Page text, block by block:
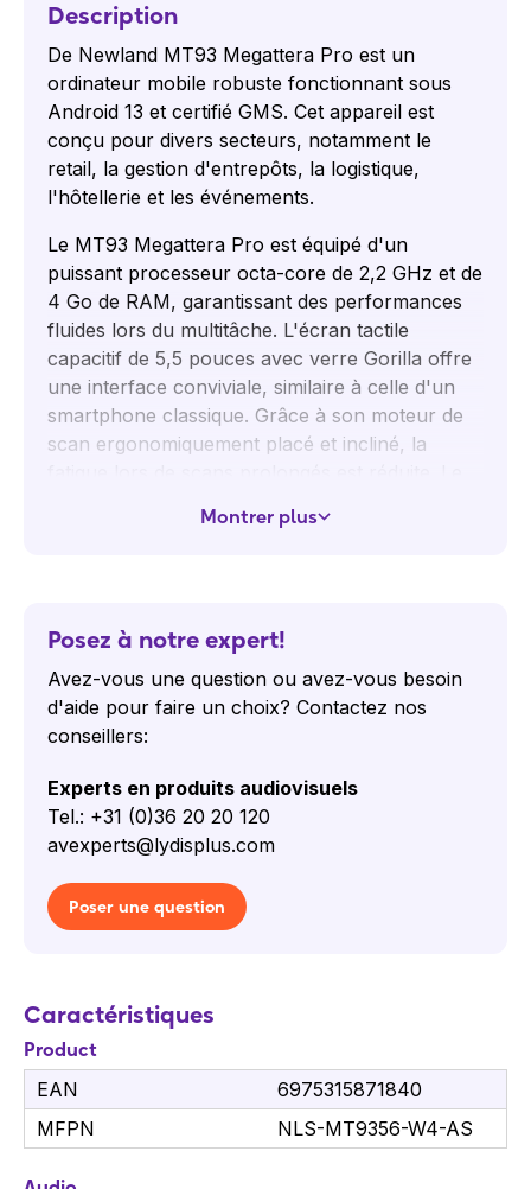
Description
De Newland MT93 Megattera Pro est un
ordinateur mobile robuste fonctionnant sous
Android 13 et certifié GMS. Cet appareil est
conçu pour divers secteurs, notamment le
retail, la gestion d'entrepôts, la logistique,
l'hôtellerie et les événements.
Le MT93 Megattera Pro est équipé d'un
puissant processeur octa-core de 2,2 GHz et de
4 Go de RAM, garantissant des performances
fluides lors du multitâche. L'écran tactile
capacitif de 5,5 pouces avec verre Gorilla offre
une interface conviviale, similaire à celle d'un
smartphone classique. Grâce à son moteur de
scan ergonomiquement placé et incliné, la
positionné sur le dessus de l'appareil, permet
sont proches les uns des autres. La batterie de
5000 mAh offre jusqu'à 10 heures d'utilisation
ininterrompue, et pour les quarts de travail plus
longs, la batterie est facilement remplaçable
classification IP67 et une résistance aux chutes
jusqu'à 1,5 mètre, le MT93 Megattera Pro est
conçu pour performer dans des
Applications Newland MT93
Gestion d'entrepôts
Logistique
Hôtellerie
Événements
Contenu de la boîte
Montrer plus
Posez à notre expert!
Avez-vous une question ou avez-vous besoin
d'aide pour faire un choix? Contactez nos
conseillers:
Experts en produits audiovisuels
Tel.: +31 (0)36 20 20 120
avexperts@lydisplus.com
Poser une question
Caractéristiques
Product
EAN
6975315871840
MFPN
NLS-MT9356-W4-AS